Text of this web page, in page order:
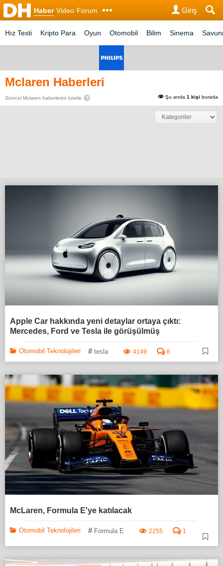
Haber Video Forum Giriş
Hız Testi Kripto Para Oyun Otomobil Bilim Sinema
Mclaren Haberleri
Güncel Mclaren haberlerini özetle ? Şu anda 1 kişi burada
Apple Car hakkında yeni detaylar ortaya çıktı:
Mercedes, Ford ve Tesla ile görüşülmüş
Otomobil Teknolojileri # tesla 4149 6
McLaren, Formula E'ye katılacak
Otomobil Teknolojileri # Formula E 2255 1